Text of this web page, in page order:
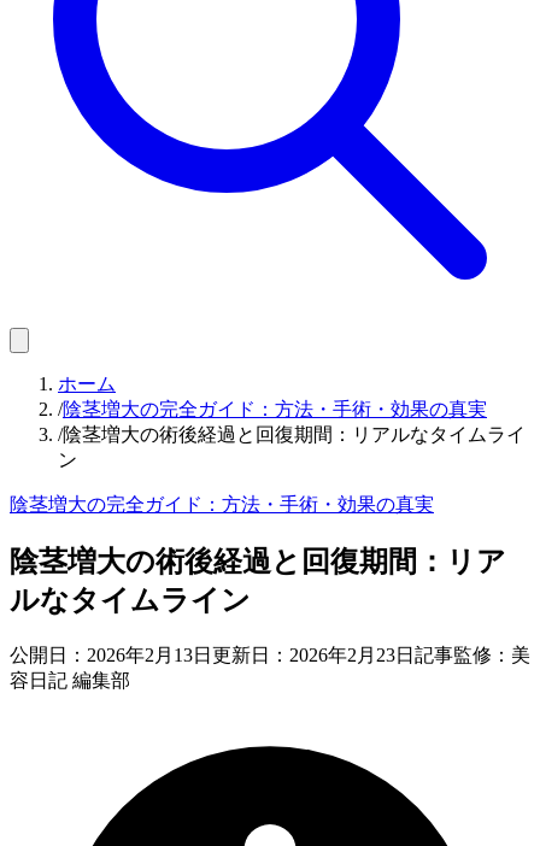
ホーム
/陰茎増大の完全ガイド：方法・手術・効果の真実
/陰茎増大の術後経過と回復期間：リアルなタイムライ
ン
陰茎増大の完全ガイド：方法・手術・効果の真実
陰茎増大の術後経過と回復期間：リア
ルなタイムライン
公開日： 2026年2月13日 更新日： 2026年2月23日 記事監修：美
容日記 編集部